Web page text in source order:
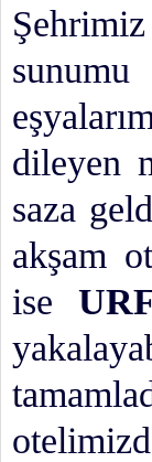
Şehrimiz
dileyen
saza
akşam
ise